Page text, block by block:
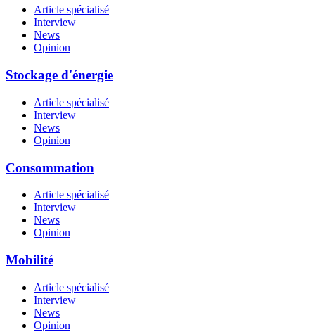
Article spécialisé
Interview
News
Opinion
Stockage d'énergie
Article spécialisé
Interview
News
Opinion
Consommation
Article spécialisé
Interview
News
Opinion
Mobilité
Article spécialisé
Interview
News
Opinion